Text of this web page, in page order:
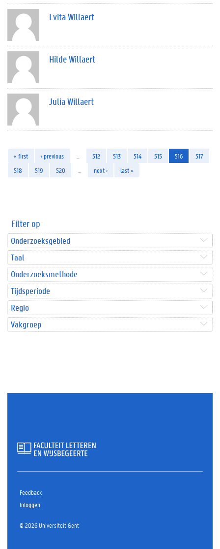
Evita Willaert
Hilde Willaert
Julia Willaert
« first ‹ previous 512 513 514 515 516
517
518
519 520 next › last »
Filter op
Onderzoeksgebied
Taal
Onderzoeksmethode
Tijdsperiode
Regio
Vakgroep
Feedback
Inloggen
© 2026 Universiteit Gent